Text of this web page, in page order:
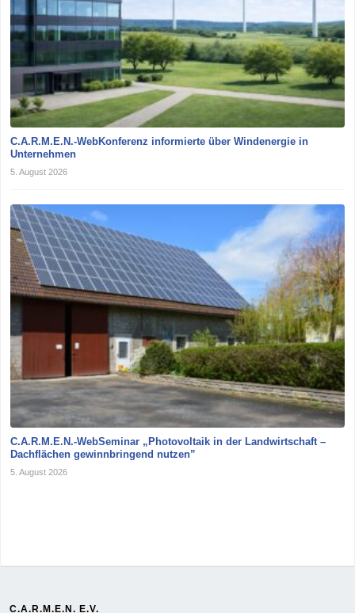
C.A.R.M.E.N.-WebKonferenz informierte über Windenergie in
Unternehmen
5. August 2026
C.A.R.M.E.N.-WebSeminar „Photovoltaik in der Landwirtschaft –
Dachflächen gewinnbringend nutzen”
5. August 2026
C.A.R.M.E.N. E.V.